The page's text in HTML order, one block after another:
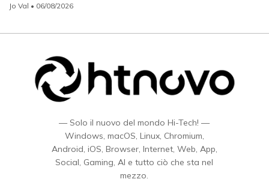
Jo Val • 06/08/2026
— Solo il nuovo del mondo Hi-Tech! —
Windows, macOS, Linux, Chromium,
Android, iOS, Browser, Internet, Web, App,
Social, Gaming, AI e tutto ciò che sta nel
mezzo.